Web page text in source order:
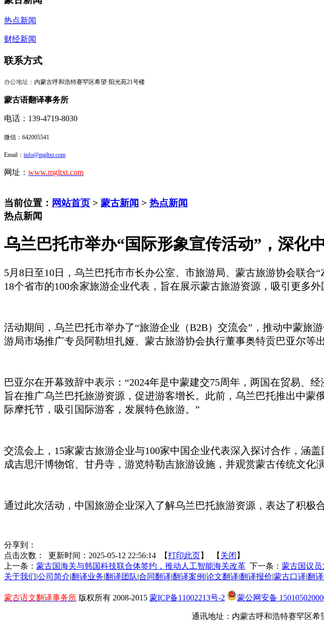
热点新闻
财经新闻
联系方式
办公地址： 内蒙古呼和浩特赛罕区希望·阳光苑21号楼
蒙古语翻译事务所
电话：139-4719-8030
微信： 642005541
Email： info@mgltxt.com
网址： www.mgltxt.com
当前位置： 网站首页 > 蒙古新闻 > 热点新闻
热点新闻
乌兰巴托市举办“国际形象宣传活动”，深化
5月8日至10日，乌兰巴托市市长办公室、市旅游局、蒙古旅游协会联合
18个省市的100余家旅游企业代表，旨在展示蒙古旅游资源，吸引更多外
活动期间，乌兰巴托市举办了“旅游企业（B2B）交流会”，推动中蒙旅
游局市场推广专员阿勒坦扎娅、蒙古旅游协会执行董事奥特贡巴亚尔等出
巴亚尔在开幕致辞中表示： “2024年是中蒙建交75周年，两国在贸易、
旨在推广乌兰巴托旅游资源，促进游客增长。此前，乌兰巴托推出中蒙
际摩托节，吸引国际游客，发展特色旅游。”
交流会上， 15家蒙古旅游企业与100家中国企业代表深入探讨合作，涵
成吉思汗博物馆、甘丹寺，游览特勒吉旅游设施，并观赏蒙古传统文化演
通过此次活动，中国旅游企业深入了解乌兰巴托旅游资源，表达了积极
分享到：
点击次数：
更新时间：2025-05-12 22:56:14 【打印此页 】 【 关闭 】
上一条： 蒙古国海关与韩国科技联合体签约，推动人工智能海关改革 下一条： 蒙古国议
关于我们 公司简介 翻译业务 翻译团队 合同翻译 翻译案例 论文翻译 翻译报价 蒙古口译 翻
蒙古语文翻译事务所 版权所有 2008-2015 蒙ICP备11002213号-2 蒙公网安备
通讯地址：内蒙古呼和浩特赛罕区希